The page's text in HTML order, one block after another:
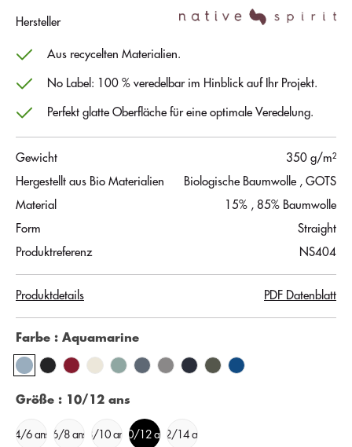
Hersteller
Aus recycelten Materialien.
No Label: 100 % veredelbar im Hinblick auf Ihr Projekt.
Perfekt glatte Oberfläche für eine optimale Veredelung.
Gewicht
350 g/m²
Hergestellt aus Bio Materialien
Biologische Baumwolle , GOTS
Material
15% , 85% Baumwolle
Form
Straight
Produktreferenz
NS404
Produktdetails PDF Datenblatt
Farbe : Aquamarine
Größe : 10/12 ans
4/6 ans 6/8 ans 8/10 ans10/12 ans12/14 ans